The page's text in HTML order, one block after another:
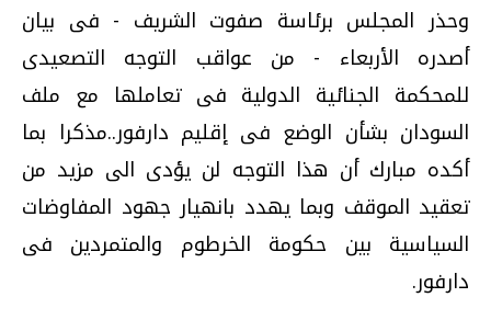
وحذر المجلس برئاسة صفوت الشريف - فى بيان
أصدره الأربعاء - من عواقب التوجه التصعيدى
للمحكمة الجنائية الدولية فى تعاملها مع ملف
السودان بشأن الوضع فى إقليم دارفور..مذكرا بما
أكده مبارك أن هذا التوجه لن يؤدى الى مزيد من
تعقيد الموقف وبما يهدد بانهيار جهود المفاوضات
السياسية بين حكومة الخرطوم والمتمردين فى
دارفور.